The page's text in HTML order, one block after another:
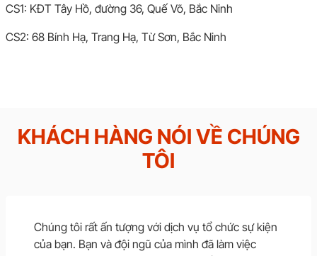
CS1: KĐT Tây Hồ, đường 36, Quế Võ, Bắc Ninh
CS2: 68 Bính Hạ, Trang Hạ, Từ Sơn, Bắc Ninh
KHÁCH HÀNG NÓI VỀ CHÚNG
TÔI
Chúng tôi rất ấn tượng với dịch vụ tổ chức sự kiện
của bạn. Bạn và đội ngũ của mình đã làm việc